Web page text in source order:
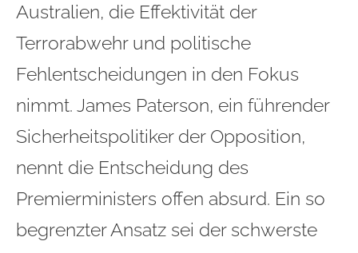
Australien, die Effektivität der
Terrorabwehr und politische
Fehlentscheidungen in den Fokus
nimmt. James Paterson, ein führender
Sicherheitspolitiker der Opposition,
nennt die Entscheidung des
Premierministers offen absurd. Ein so
begrenzter Ansatz sei der schwerste